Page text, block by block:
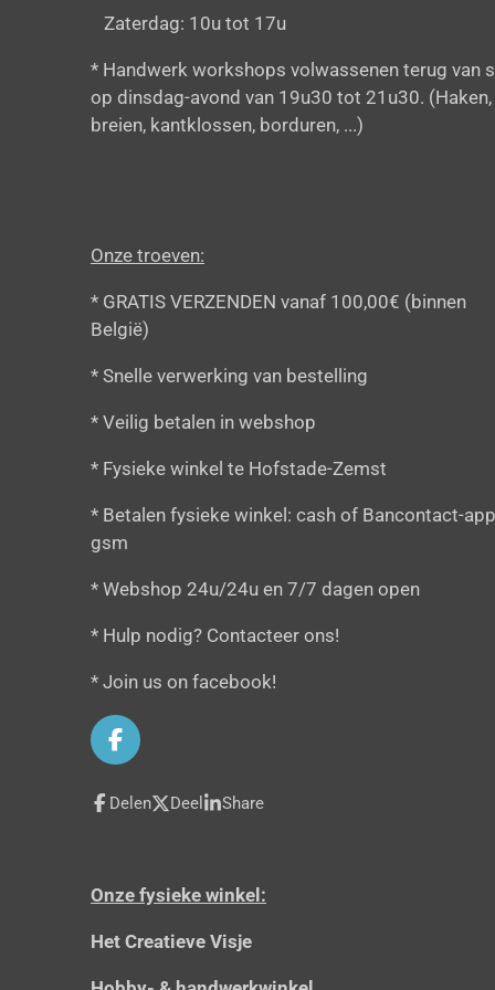
Zaterdag: 10u tot 17u
* Handwerk workshops volwassenen terug van
op dinsdag-avond van 19u30 tot 21u30. (Haken,
breien, kantklossen, borduren, ...)
Onze troeven:
* GRATIS VERZENDEN vanaf 100,00€ (binnen
België)
* Snelle verwerking van bestelling
* Veilig betalen in webshop
* Fysieke winkel te Hofstade-Zemst
* Betalen fysieke winkel: cash of Bancontact-
gsm
* Webshop 24u/24u en 7/7 dagen open
* Hulp nodig? Contacteer ons!
* Join us on facebook!
F
a
c
e
k
Delen Deel Share
Onze fysieke winkel:
Het Creatieve Visje